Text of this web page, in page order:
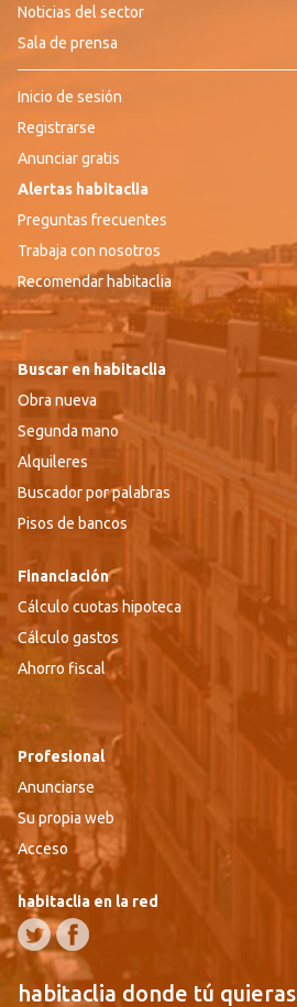
Noticias del sector
Sala de prensa
Inicio de sesión
Registrarse
Anunciar gratis
Alertas habitaclia
Preguntas frecuentes
Trabaja con nosotros
Recomendar habitaclia
Buscar en habitaclia
Obra nueva
Segunda mano
Alquileres
Buscador por palabras
Pisos de bancos
Financiación
Cálculo cuotas hipoteca
Cálculo gastos
Ahorro fiscal
Profesional
Anunciarse
Su propia web
Acceso
habitaclia en la red
habitaclia donde tú quieras